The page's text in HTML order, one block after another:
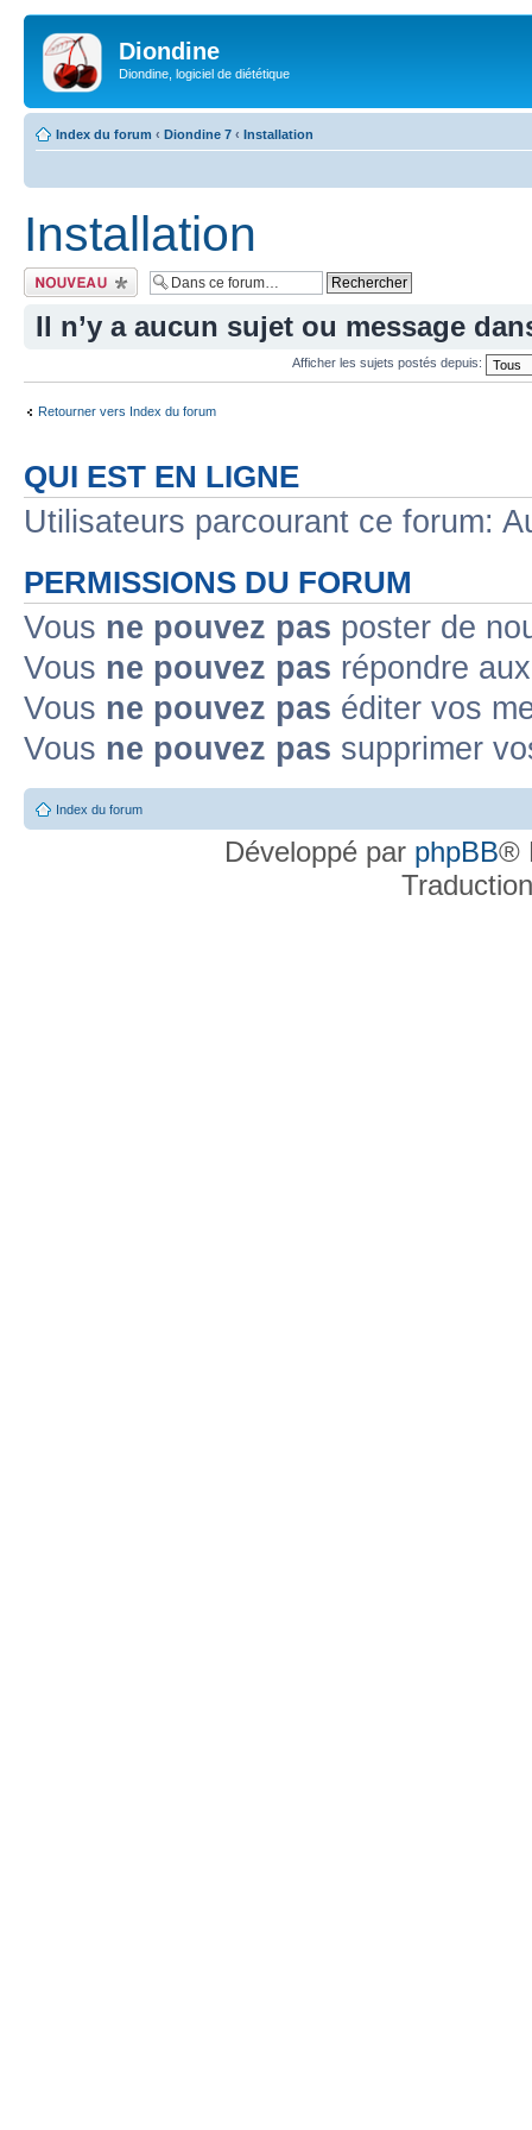
Diondine
Diondine, logiciel de diététique
Index du forum ‹ Diondine 7 ‹ Installation
Installation
Écrire un nouveau
sujet
Il n’y a aucun sujet ou message
Afficher les sujets postés depuis:
Retourner vers Index du forum
QUI EST EN LIGNE
Utilisateurs parcourant ce forum:
PERMISSIONS DU FORUM
Vous ne pouvez pas poster de
Vous ne pouvez pas répondre
Vous ne pouvez pas éditer vos
Vous ne pouvez pas supprimer
Index du forum
Développé par phpBB®